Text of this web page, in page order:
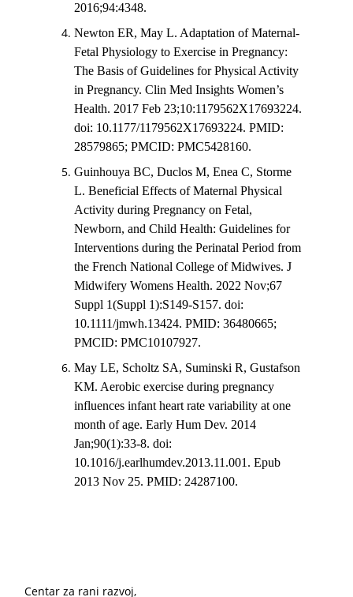
2016;94:4348.
Newton ER, May L. Adaptation of Maternal-
Fetal Physiology to Exercise in Pregnancy:
The Basis of Guidelines for Physical Activity
in Pregnancy. Clin Med Insights Women’s
Health. 2017 Feb 23;10:1179562X17693224.
doi: 10.1177/1179562X17693224. PMID:
28579865; PMCID: PMC5428160.
Guinhouya BC, Duclos M, Enea C, Storme
L. Beneficial Effects of Maternal Physical
Activity during Pregnancy on Fetal,
Newborn, and Child Health: Guidelines for
Interventions during the Perinatal Period from
the French National College of Midwives. J
Midwifery Womens Health. 2022 Nov;67
Suppl 1(Suppl 1):S149-S157. doi:
10.1111/jmwh.13424. PMID: 36480665;
PMCID: PMC10107927.
May LE, Scholtz SA, Suminski R, Gustafson
KM. Aerobic exercise during pregnancy
influences infant heart rate variability at one
month of age. Early Hum Dev. 2014
Jan;90(1):33-8. doi:
10.1016/j.earlhumdev.2013.11.001. Epub
2013 Nov 25. PMID: 24287100.
Centar za rani razvoj,